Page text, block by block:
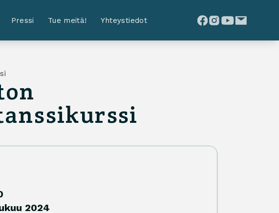
Pressi Tue meitä! Yhteystiedot
2024